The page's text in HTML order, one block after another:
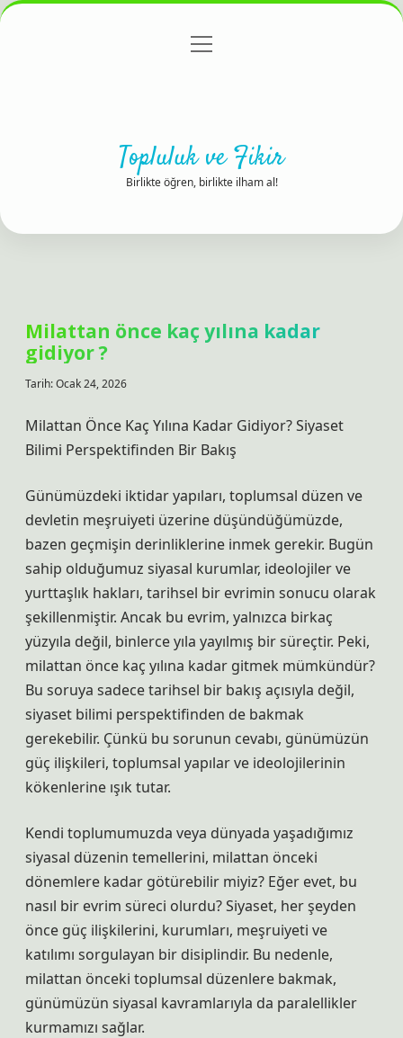
Gizlilik Politikası
menüyü
Topluluk ve Fikir
Birlikte öğren, birlikte ilham al!
Milattan önce kaç yılına kadar
gidiyor ?
Tarih: Ocak 24, 2026
Milattan Önce Kaç Yılına Kadar Gidiyor? Siyaset
Bilimi Perspektifinden Bir Bakış
Günümüzdeki iktidar yapıları, toplumsal düzen ve
devletin meşruiyeti üzerine düşündüğümüzde,
bazen geçmişin derinliklerine inmek gerekir. Bugün
sahip olduğumuz siyasal kurumlar, ideolojiler ve
yurttaşlık hakları, tarihsel bir evrimin sonucu olarak
şekillenmiştir. Ancak bu evrim, yalnızca birkaç
yüzyıla değil, binlerce yıla yayılmış bir süreçtir. Peki,
milattan önce kaç yılına kadar gitmek mümkündür?
Bu soruya sadece tarihsel bir bakış açısıyla değil,
siyaset bilimi perspektifinden de bakmak
gerekebilir. Çünkü bu sorunun cevabı, günümüzün
güç ilişkileri, toplumsal yapılar ve ideolojilerinin
kökenlerine ışık tutar.
Kendi toplumumuzda veya dünyada yaşadığımız
siyasal düzenin temellerini, milattan önceki
dönemlere kadar götürebilir miyiz? Eğer evet, bu
nasıl bir evrim süreci olurdu? Siyaset, her şeyden
önce güç ilişkilerini, kurumları, meşruiyeti ve
katılımı sorgulayan bir disiplindir. Bu nedenle,
milattan önceki toplumsal düzenlere bakmak,
günümüzün siyasal kavramlarıyla da paralellikler
kurmamızı sağlar.